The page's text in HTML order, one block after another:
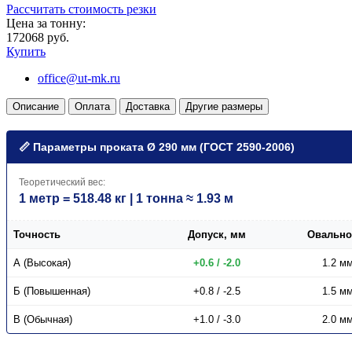
Рассчитать стоимость резки
Цена за тонну:
172068 руб.
Купить
office@ut-mk.ru
Описание Оплата Доставка Другие размеры
📏 Параметры проката Ø 290 мм (ГОСТ 2590-2006)
Теоретический вес:
1 метр = 518.48 кг | 1 тонна ≈ 1.93 м
Точность Допуск, мм
А (Высокая) +0.6 / -2.0 1.2 мм
Б (Повышенная) +0.8 / -2.5 1.5 мм
В (Обычная) +1.0 / -3.0 2.0 мм